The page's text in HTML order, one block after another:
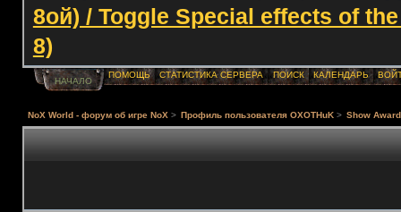
8ой) / Toggle Special effects of
8)
НАЧАЛО
ПОМОЩЬ СТАТИСТИКА СЕРВЕРА ПОИСК КАЛЕНДАРЬ
NoX World - форум об игре NoX > Профиль пользователя OXOTHuK > Show